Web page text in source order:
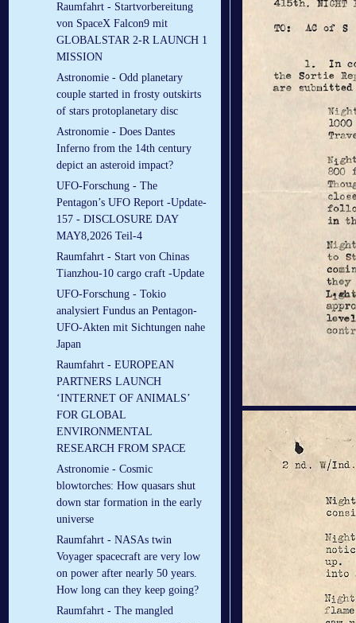
Raumfahrt - Startvorbereitung
von SpaceX Falcon9 mit
GLOBALSTAR 2-R LAUNCH 1
MISSION
Astronomie - Odd planetary
couple started in frosty outskirts
of stars protoplanetary disc
Astronomie - Does Dantes
Inferno from the 14th century
depict an asteroid impact?
UFO-Forschung - The
Pentagon’s UFO Report -Update-
157 - DISCLOSURE DAY
MAY8,2026 Teil-4
Raumfahrt - Start von Chinas
Tianzhou-10 cargo craft -Update
UFO-Forschung - Tokio
analysiert Fundus an Pentagon-
UFO-Akten mit Sichtungen nahe
Japan
Raumfahrt - EUROPEAN
PARTNERS LAUNCH
‘INTERNET OF ANIMALS’
FOR GLOBAL
ENVIRONMENTAL
RESEARCH FROM SPACE
Astronomie - Cosmic
blowtorches: How quasars shut
down star formation in the early
universe
Raumfahrt - NASAs twin
Voyager spacecraft are very low
on power after nearly 50 years.
How long can they keep going?
Raumfahrt - The mangled